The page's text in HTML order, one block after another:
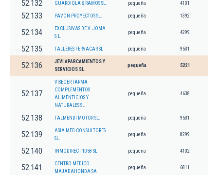
52.132 GUARDIOLA & RAMOS SL. pequeña 4101
52.133 PAVON PROYECTOS SL. pequeña 1392
52.134
EXCLUSIVAS DE V. JOMA
S.L.
pequeña 4299
52.135 TALLERES FERVACAR SL pequeña 9531
52.136
JEVI APARCAMIENTOS Y
SERVICIOS SL.
pequeña 5221
52.137
VISEGER FARMA
COMPLEMENTOS
ALIMENTICIOS Y
NATURALES SL
pequeña 4638
52.138 TALMENDI MOTOR SL. pequeña 9531
52.139
ASIA MED CONSULTORES
SL.
pequeña 8299
52.140 INMODIRECT 1058 SL pequeña 4102
52.141
CENTRO MEDICO
MAJADAHONDA SA
pequeña 6811